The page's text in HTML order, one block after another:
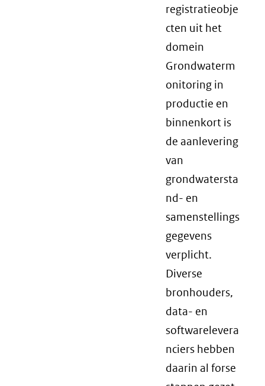
registratieobje
cten uit het
domein
Grondwaterm
onitoring in
productie en
binnenkort is
de aanlevering
van
grondwatersta
nd- en
samenstellings
gegevens
verplicht.
Diverse
bronhouders,
data- en
softwarelevera
nciers hebben
daarin al forse